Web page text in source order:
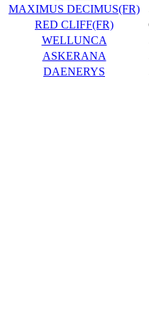
MAXIMUS DECIMUS(FR)
RED CLIFF(FR)
WELLUNCA
ASKERANA
DAENERYS